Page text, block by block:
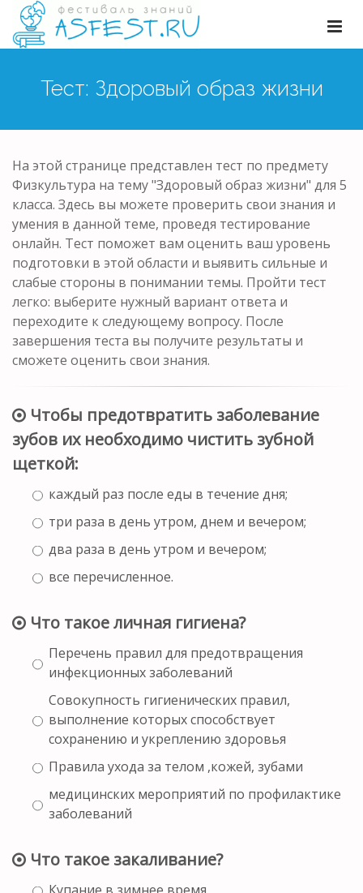
Тест: Здоровый образ жизни
На этой странице представлен тест по предмету
Физкультура на тему "Здоровый образ жизни" для 5
класса. Здесь вы можете проверить свои знания и
умения в данной теме, проведя тестирование
онлайн. Тест поможет вам оценить ваш уровень
подготовки в этой области и выявить сильные и
слабые стороны в понимании темы. Пройти тест
легко: выберите нужный вариант ответа и
переходите к следующему вопросу. После
завершения теста вы получите результаты и
сможете оценить свои знания.
Чтобы предотвратить заболевание
зубов их необходимо чистить зубной
щеткой:
каждый раз после еды в течение дня;
три раза в день утром, днем и вечером;
два раза в день утром и вечером;
все перечисленное.
Что такое личная гигиена?
Перечень правил для предотвращения
инфекционных заболеваний
Совокупность гигиенических правил,
выполнение которых способствует
сохранению и укреплению здоровья
Правила ухода за телом ,кожей, зубами
медицинских мероприятий по профилактике
заболеваний
Что такое закаливание?
Купание в зимнее время